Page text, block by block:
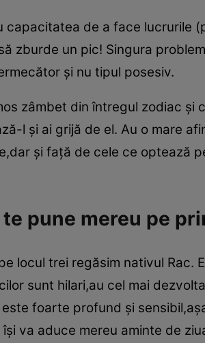
capacitatea de a face lucrurile
zburde un pic! Singura
şi nu tipul posesiv.
zâmbet din întregul zodiac
l şi ai grijă de el. Au o mare
şi faţă de cele ce optează
pune mereu pe
locul trei regăsim nativul
sunt hilari,au cel mai
foarte profund şi
va aduce mereu aminte de